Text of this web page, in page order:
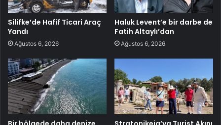
Silifke’de Hafif Ticari Araç
Yandı
Ağustos 6, 2026
Haluk Levent’e bir darbe de
Fatih Altaylı’dan
Ağustos 6, 2026